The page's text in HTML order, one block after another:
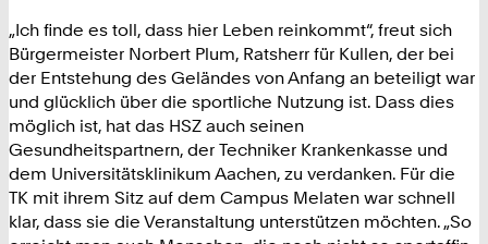
„Ich finde es toll, dass hier Leben reinkommt“, freut sich
Bürgermeister Norbert Plum, Ratsherr für Kullen, der bei
der Entstehung des Geländes von Anfang an beteiligt war
und glücklich über die sportliche Nutzung ist. Dass dies
möglich ist, hat das HSZ auch seinen
Gesundheitspartnern, der Techniker Krankenkasse und
dem Universitätsklinikum Aachen, zu verdanken. Für die
TK mit ihrem Sitz auf dem Campus Melaten war schnell
klar, dass sie die Veranstaltung unterstützen möchten. „So